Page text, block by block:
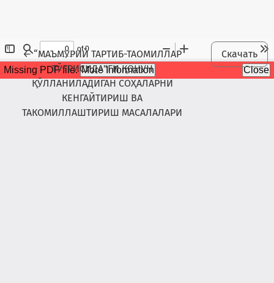
←Maqola tafsilotlariga qaytish
“МАЪМУРИЙ ТАРТИБ-ТАОМИЛЛАР
ТЎҒРИСИДА”ГИ ҚОНУН
ҚЎЛЛАНИЛАДИГАН СОҲАЛАРНИ
КЕНГАЙТИРИШ ВА
ТАКОМИЛЛАШТИРИШ МАСАЛАЛАРИ
Скачать